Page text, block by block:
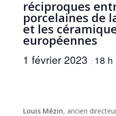
réciproques
porcelaines de
et les
européennes
1 février 2023 ; 18 h
Louis Mézin, ancien